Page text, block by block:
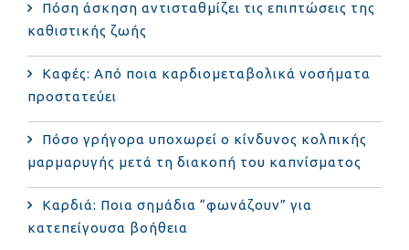
Πόση άσκηση αντισταθμίζει τις επιπτώσεις της
καθιστικής ζωής
Καφές: Από ποια καρδιομεταβολικά νοσήματα
προστατεύει
Πόσο γρήγορα υποχωρεί ο κίνδυνος κολπικής
μαρμαρυγής μετά τη διακοπή του καπνίσματος
Καρδιά: Ποια σημάδια “φωνάζουν” για
κατεπείγουσα βοήθεια